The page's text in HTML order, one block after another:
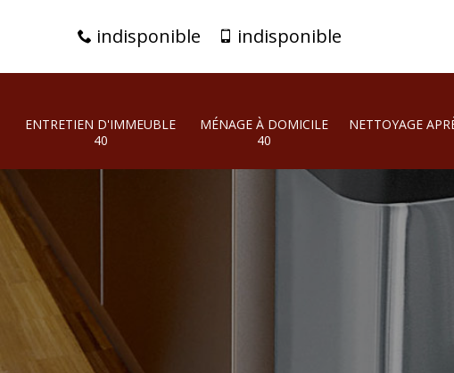
indisponible indisponible
ENTRETIEN D'IMMEUBLE
40
MÉNAGE À DOMICILE
40
NETTOYAGE